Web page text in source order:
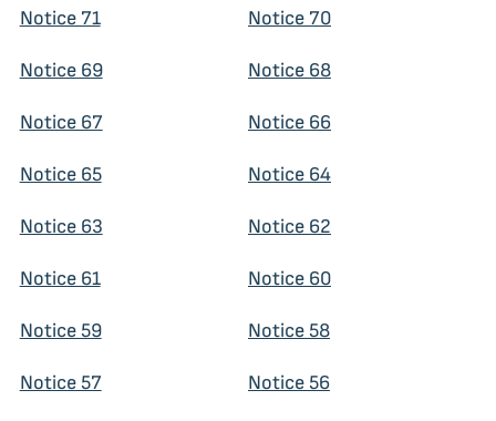
Notice 71 Notice 70
Notice 69 Notice 68
Notice 67 Notice 66
Notice 65 Notice 64
Notice 63 Notice 62
Notice 61 Notice 60
Notice 59 Notice 58
Notice 57 Notice 56